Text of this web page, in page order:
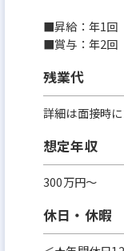
■昇給：年1回
■賞与：年2回
残業代
詳細は面接時に
想定年収
300万円〜
休日・休暇